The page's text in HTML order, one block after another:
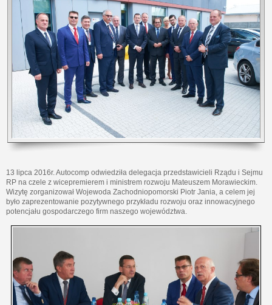
13 lipca 2016r. Autocomp odwiedziła delegacja przedstawicieli Rządu i Sejmu
RP na czele z wicepremierem i ministrem rozwoju Mateuszem Morawieckim.
Wizytę zorganizował Wojewoda Zachodniopomorski Piotr Jania, a celem jej
było zaprezentowanie pozytywnego przykładu rozwoju oraz innowacyjnego
potencjału gospodarczego firm naszego województwa.